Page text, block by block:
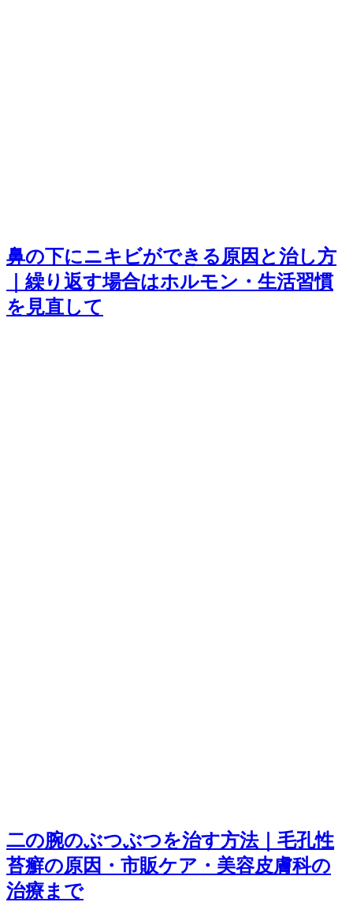
鼻の下にニキビができる原因と治し方
｜繰り返す場合はホルモン・生活習慣
を見直して
二の腕のぶつぶつを治す方法｜毛孔性
苔癬の原因・市販ケア・美容皮膚科の
治療まで